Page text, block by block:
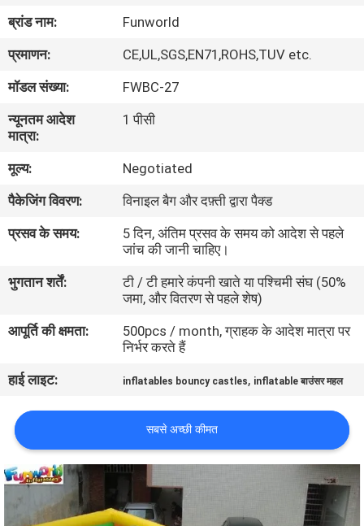
हमारे
कारखाना
भ्रमण
गुणवत्ता
नियंत्रण
COMPANY
PRIVACY
POLICY
ब्रांड नाम:
Funworld
प्रमाणन:
CE,UL,SGS,EN71,ROHS,TUV etc.
मॉडल संख्या:
FWBC-27
न्यूनतम आदेश
मात्रा:
1 पीसी
मूल्य:
Negotiated
पैकेजिंग विवरण:
विनाइल बैग और दफ़्ती द्वारा पैक्ड
प्रसव के समय:
5 दिन, अंतिम प्रसव के समय को आदेश से पहले
जांच की जानी चाहिए।
भुगतान शर्तें:
टी / टी हमारे कंपनी खाते या पश्चिमी संघ (50%
जमा, और वितरण से पहले शेष)
आपूर्ति की क्षमता:
500pcs / month, ग्राहक के आदेश मात्रा पर
निर्भर करते हैं
हाई लाइट:
inflatables bouncy castles, inflatable बाउंसर महल
सबसे अच्छी कीमत